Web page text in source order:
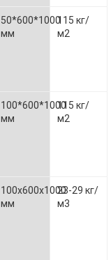
50*600*1000
мм
115 кг/
м2
100*600*1000
мм
115 кг/
м2
100х600х1000
мм
23-29 кг/
м3